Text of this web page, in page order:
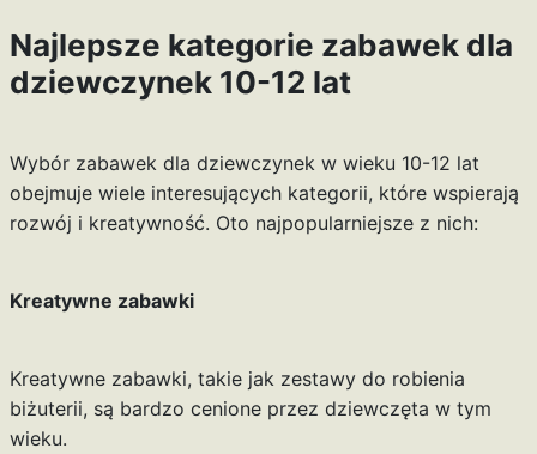
Najlepsze kategorie zabawek dla
dziewczynek 10-12 lat
Wybór zabawek dla dziewczynek w wieku 10-12 lat
obejmuje wiele interesujących kategorii, które wspierają
rozwój i kreatywność. Oto najpopularniejsze z nich:
Kreatywne zabawki
Kreatywne zabawki, takie jak zestawy do robienia
biżuterii, są bardzo cenione przez dziewczęta w tym
wieku.